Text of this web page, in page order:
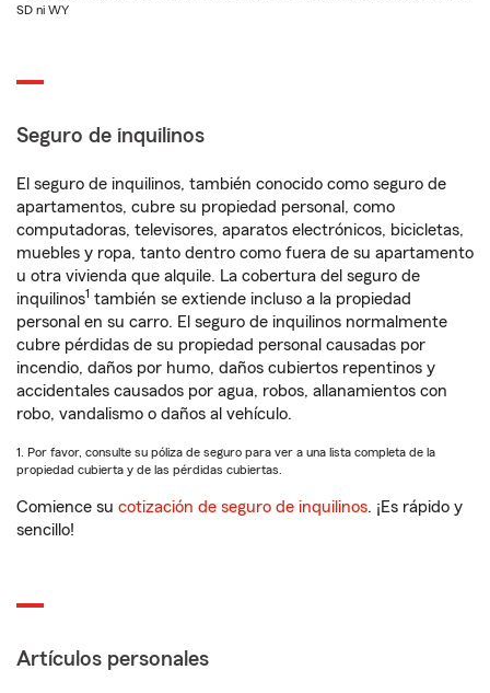
SD ni WY
Seguro de inquilinos
El seguro de inquilinos, también conocido como seguro de
apartamentos, cubre su propiedad personal, como
computadoras, televisores, aparatos electrónicos, bicicletas,
muebles y ropa, tanto dentro como fuera de su apartamento
u otra vivienda que alquile. La cobertura del seguro de
inquilinos1 también se extiende incluso a la propiedad
personal en su carro. El seguro de inquilinos normalmente
cubre pérdidas de su propiedad personal causadas por
incendio, daños por humo, daños cubiertos repentinos y
accidentales causados por agua, robos, allanamientos con
robo, vandalismo o daños al vehículo.
1. Por favor, consulte su póliza de seguro para ver a una lista completa de la
propiedad cubierta y de las pérdidas cubiertas.
Comience su cotización de seguro de inquilinos. ¡Es rápido y
sencillo!
Artículos personales